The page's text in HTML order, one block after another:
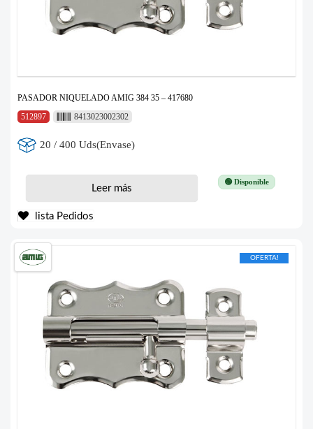
PASADOR NIQUELADO AMIG 384 35 – 417680
512897
8413023002302
20 / 400 Uds(Envase)
🟢 Disponible
Leer más
lista Pedidos
OFERTA!